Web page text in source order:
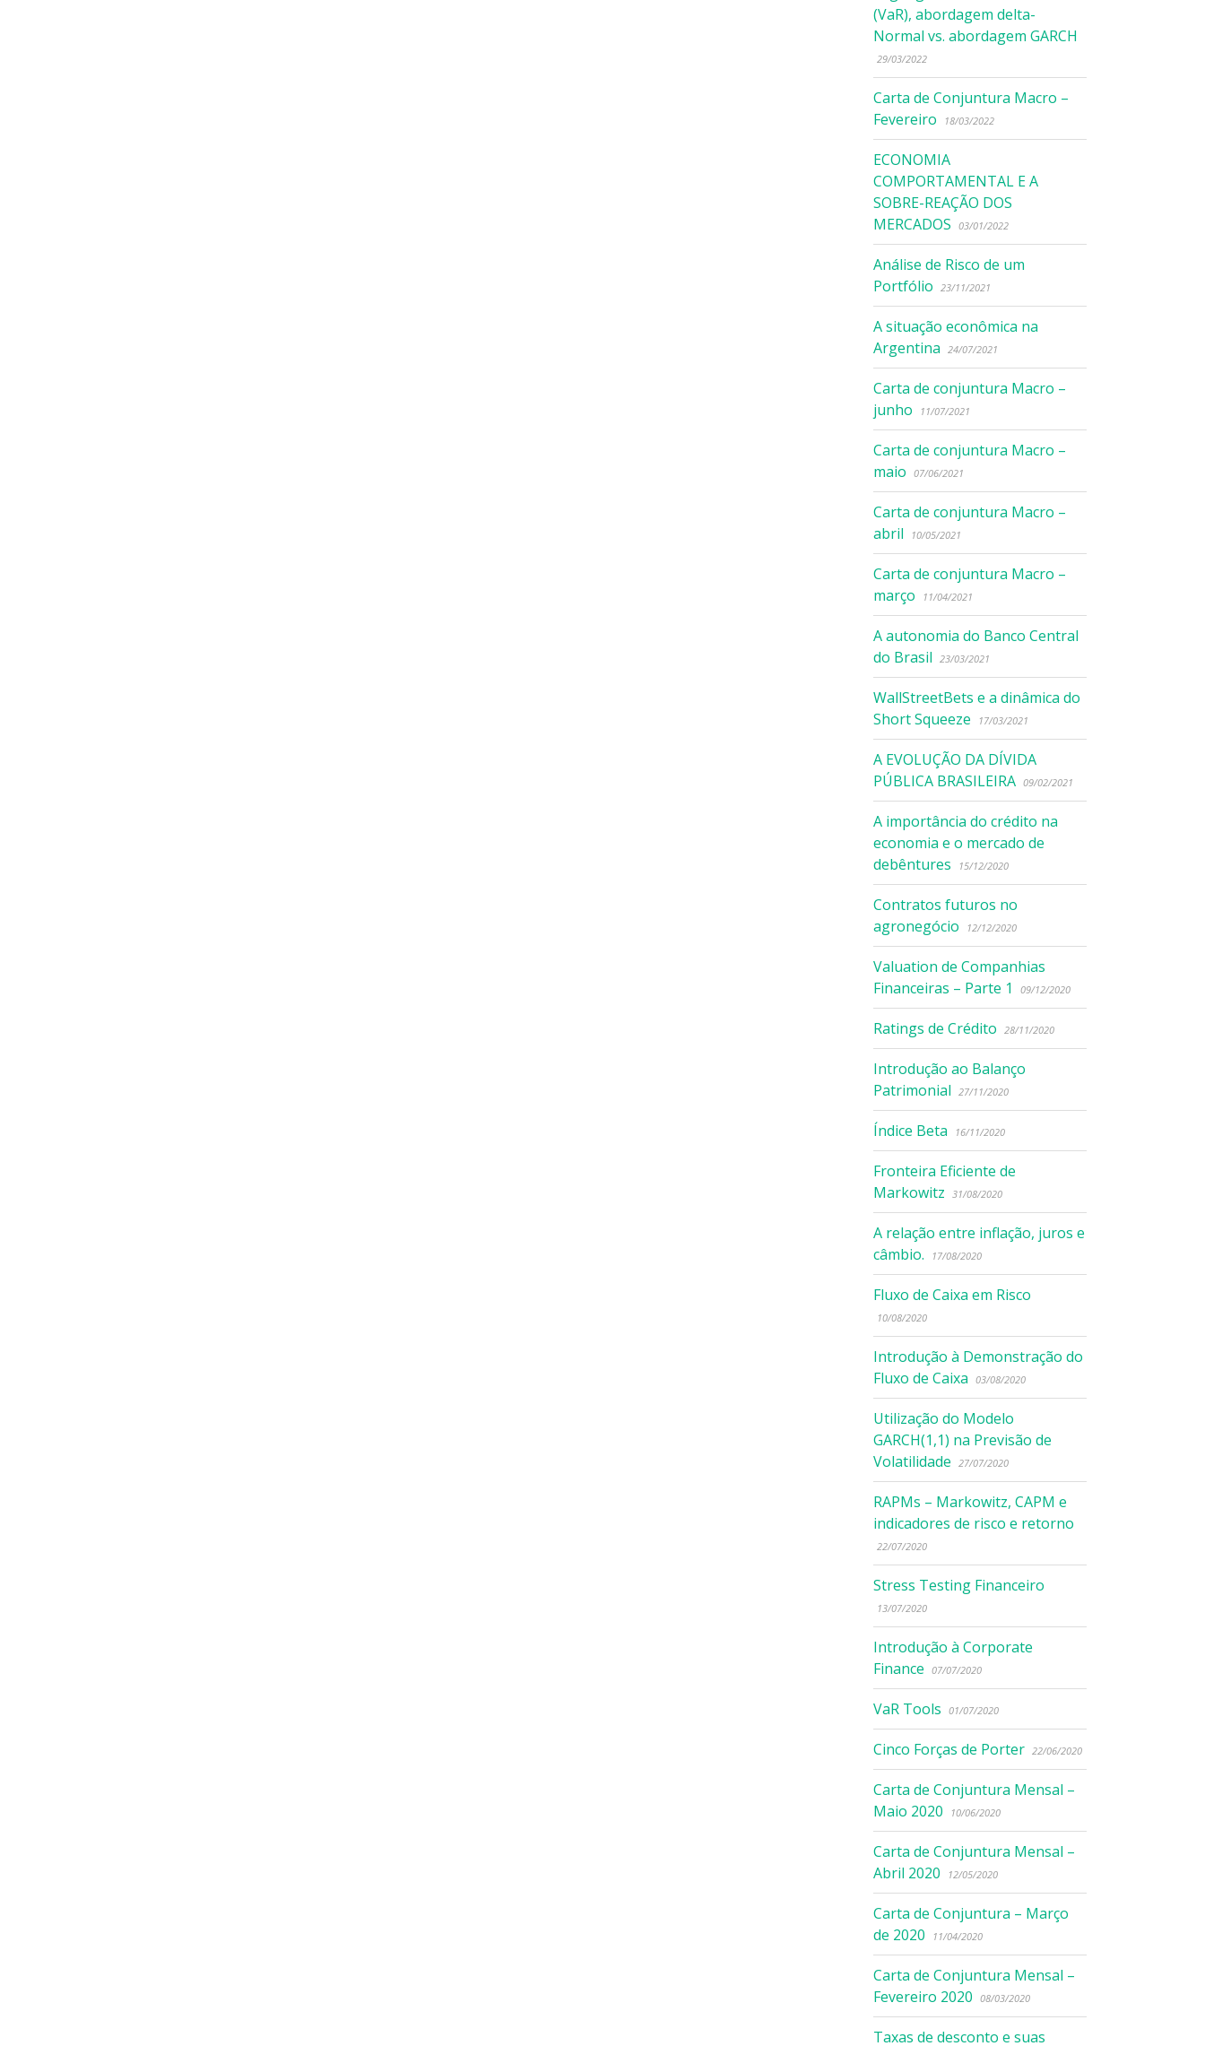
(VaR), abordagem delta-
Normal vs. abordagem GARCH
29/03/2022
Carta de Conjuntura Macro –
Fevereiro
18/03/2022
ECONOMIA
COMPORTAMENTAL E A
SOBRE-REAÇÃO DOS
MERCADOS
03/01/2022
Análise de Risco de um
Portfólio
23/11/2021
A situação econômica na
Argentina
24/07/2021
Carta de conjuntura Macro –
junho
11/07/2021
Carta de conjuntura Macro –
maio
07/06/2021
Carta de conjuntura Macro –
abril
10/05/2021
Carta de conjuntura Macro –
março
11/04/2021
A autonomia do Banco Central
do Brasil
23/03/2021
WallStreetBets e a dinâmica do
Short Squeeze
17/03/2021
A EVOLUÇÃO DA DÍVIDA
PÚBLICA BRASILEIRA 09/02/2021
A importância do crédito na
economia e o mercado de
debêntures
15/12/2020
Contratos futuros no
agronegócio
12/12/2020
Valuation de Companhias
Financeiras – Parte 1
09/12/2020
Ratings de Crédito 28/11/2020
Introdução ao Balanço
Patrimonial
27/11/2020
Índice Beta 16/11/2020
Fronteira Eficiente de
Markowitz
31/08/2020
A relação entre inflação, juros e
câmbio.
17/08/2020
Fluxo de Caixa em Risco
10/08/2020
Introdução à Demonstração do
Fluxo de Caixa
03/08/2020
Utilização do Modelo
GARCH(1,1) na Previsão de
Volatilidade
27/07/2020
RAPMs – Markowitz, CAPM e
indicadores de risco e retorno
22/07/2020
Stress Testing Financeiro
13/07/2020
Introdução à Corporate
Finance
07/07/2020
VaR Tools 01/07/2020
Cinco Forças de Porter 22/06/2020
Carta de Conjuntura Mensal –
Maio 2020
10/06/2020
Carta de Conjuntura Mensal –
Abril 2020
12/05/2020
Carta de Conjuntura – Março
de 2020
11/04/2020
Carta de Conjuntura Mensal –
Fevereiro 2020
08/03/2020
Taxas de desconto e suas